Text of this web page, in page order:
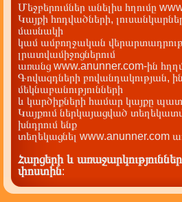
Մեջբերումներ անելիս հղումը
Կայքի հոդվածների,
մասնակի
կամ ամբողջական
լրատվամիջոցներում
առանց www.anunner.com-ին
Գովազդների բովանդակության,
մեկնաբանությունների
և կարծիքների համար կայքը
Կայքում ներկայացված
խնդրում ենք
տեղեկացնել www.anunner.com
Հարցերի և
փոստին: